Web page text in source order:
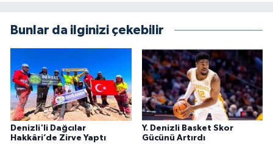
Bunlar da ilginizi çekebilir
Denizli'li Dağcılar
Hakkâri’de Zirve Yaptı
Y. Denizli Basket Skor
Gücünü Artırdı